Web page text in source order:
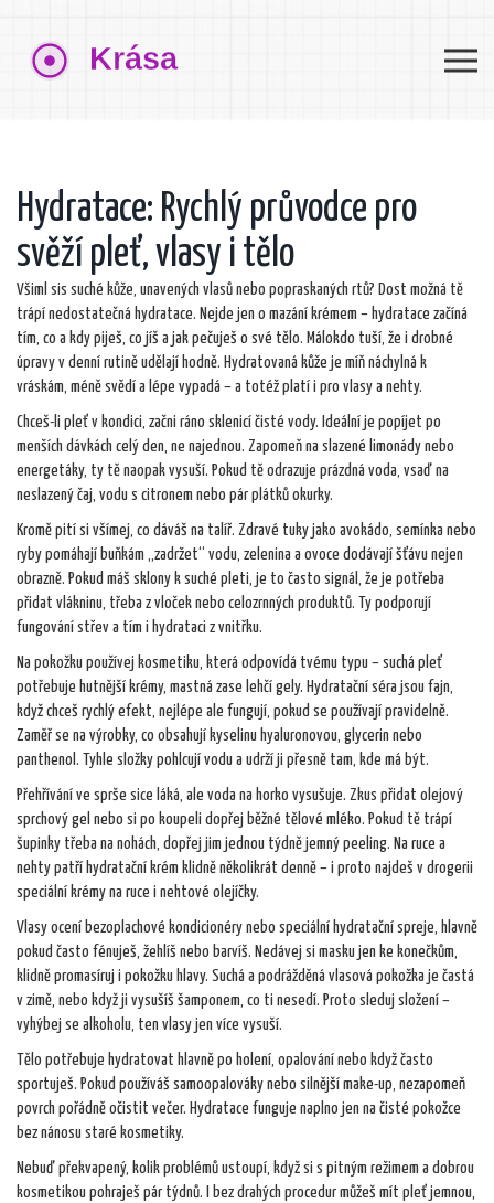
Hydratace: Rychlý průvodce pro
svěží pleť, vlasy i tělo
Všiml sis suché kůže, unavených vlasů nebo popraskaných rtů? Dost možná tě
trápí nedostatečná hydratace. Nejde jen o mazání krémem – hydratace začíná
tím, co a kdy piješ, co jíš a jak pečuješ o své tělo. Málokdo tuší, že i drobné
úpravy v denní rutině udělají hodně. Hydratovaná kůže je míň náchylná k
vráskám, méně svědí a lépe vypadá – a totéž platí i pro vlasy a nehty.
Chceš-li pleť v kondici, začni ráno sklenicí čisté vody. Ideální je popíjet po
menších dávkách celý den, ne najednou. Zapomeň na slazené limonády nebo
energetáky, ty tě naopak vysuší. Pokud tě odrazuje prázdná voda, vsaď na
neslazený čaj, vodu s citronem nebo pár plátků okurky.
Kromě pití si všímej, co dáváš na talíř. Zdravé tuky jako avokádo, semínka nebo
ryby pomáhají buňkám „zadržet“ vodu, zelenina a ovoce dodávají šťávu nejen
obrazně. Pokud máš sklony k suché pleti, je to často signál, že je potřeba
přidat vlákninu, třeba z vloček nebo celozrnných produktů. Ty podporují
fungování střev a tím i hydrataci z vnitřku.
Na pokožku používej kosmetiku, která odpovídá tvému typu – suchá pleť
potřebuje hutnější krémy, mastná zase lehčí gely. Hydratační séra jsou fajn,
když chceš rychlý efekt, nejlépe ale fungují, pokud se používají pravidelně.
Zaměř se na výrobky, co obsahují kyselinu hyaluronovou, glycerin nebo
panthenol. Tyhle složky pohlcují vodu a udrží ji přesně tam, kde má být.
Přehřívání ve sprše sice láká, ale voda na horko vysušuje. Zkus přidat olejový
sprchový gel nebo si po koupeli dopřej běžné tělové mléko. Pokud tě trápí
šupinky třeba na nohách, dopřej jim jednou týdně jemný peeling. Na ruce a
nehty patří hydratační krém klidně několikrát denně – i proto najdeš v drogerii
speciální krémy na ruce i nehtové olejíčky.
Vlasy ocení bezoplachové kondicionéry nebo speciální hydratační spreje, hlavně
pokud často fénuješ, žehlíš nebo barvíš. Nedávej si masku jen ke konečkům,
klidně promasíruj i pokožku hlavy. Suchá a podrážděná vlasová pokožka je častá
v zimě, nebo když ji vysušíš šamponem, co ti nesedí. Proto sleduj složení –
vyhýbej se alkoholu, ten vlasy jen více vysuší.
Tělo potřebuje hydratovat hlavně po holení, opalování nebo když často
sportuješ. Pokud používáš samoopalováky nebo silnější make-up, nezapomeň
povrch pořádně očistit večer. Hydratace funguje naplno jen na čisté pokožce
bez nánosu staré kosmetiky.
Nebuď překvapený, kolik problémů ustoupí, když si s pitným režimem a dobrou
kosmetikou pohraješ pár týdnů. I bez drahých procedur můžeš mít pleť jemnou,